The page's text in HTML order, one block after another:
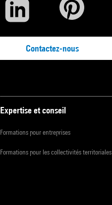
Contactez-nous
Expertise et conseil
Formations pour entreprises
Formations pour les collectivités territoriales